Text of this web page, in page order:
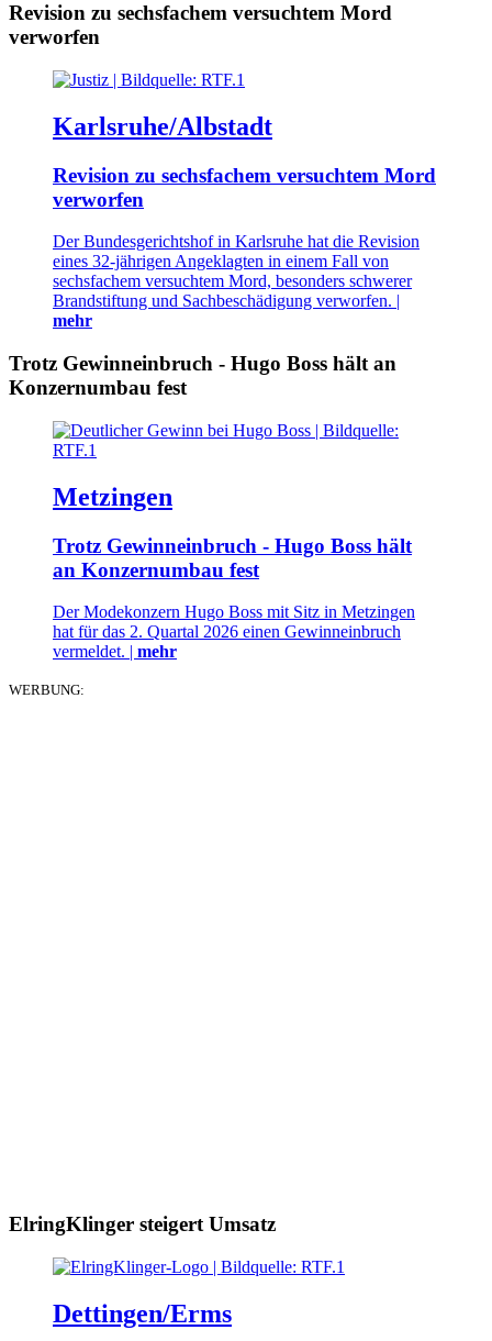
Revision zu sechsfachem versuchtem Mord
verworfen
Karlsruhe/Albstadt
Revision zu sechsfachem versuchtem Mord
verworfen
Der Bundesgerichtshof in Karlsruhe hat die Revision
eines 32-jährigen Angeklagten in einem Fall von
sechsfachem versuchtem Mord, besonders schwerer
Brandstiftung und Sachbeschädigung verworfen. |
mehr
Trotz Gewinneinbruch - Hugo Boss hält an
Konzernumbau fest
Metzingen
Trotz Gewinneinbruch - Hugo Boss hält
an Konzernumbau fest
Der Modekonzern Hugo Boss mit Sitz in Metzingen
hat für das 2. Quartal 2026 einen Gewinneinbruch
vermeldet. | mehr
WERBUNG:
ElringKlinger steigert Umsatz
Dettingen/Erms